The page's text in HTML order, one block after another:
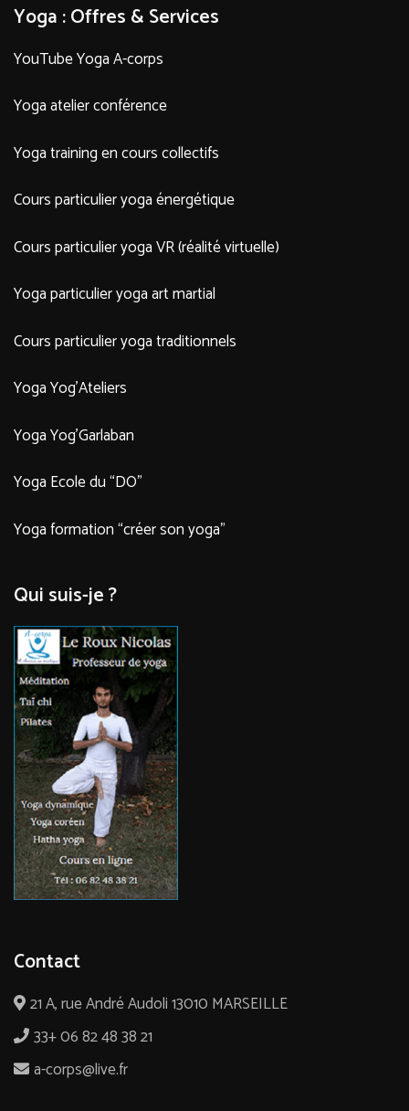
Yoga : Offres & Services
YouTube Yoga A-corps
Yoga atelier conférence
Yoga training en cours collectifs
Cours particulier yoga énergétique
Cours particulier yoga VR (réalité virtuelle)
Yoga particulier yoga art martial
Cours particulier yoga traditionnels
Yoga Yog’Ateliers
Yoga Yog’Garlaban
Yoga Ecole du “DO”
Yoga formation “créer son yoga”
Qui suis-je ?
Contact
21 A, rue André Audoli 13010 MARSEILLE
33+ 06 82 48 38 21
a-corps@live.fr